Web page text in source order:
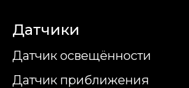
Датчики
Датчик освещённости
Датчик приближения